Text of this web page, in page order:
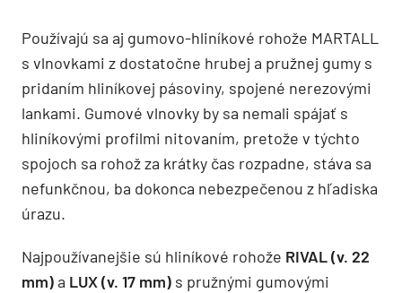
Používajú sa aj gumovo-hliníkové rohože MARTALL
s vlnovkami z dostatočne hrubej a pružnej gumy s
pridaním hliníkovej pásoviny, spojené nerezovými
lankami. Gumové vlnovky by sa nemali spájať s
hliníkovými profilmi nitovaním, pretože v týchto
spojoch sa rohož za krátky čas rozpadne, stáva sa
nefunkčnou, ba dokonca nebezpečenou z hľadiska
úrazu.
Najpoužívanejšie sú hliníkové rohože RIVAL (v. 22
mm)a LUX (v. 17 mm) s pružnými gumovými